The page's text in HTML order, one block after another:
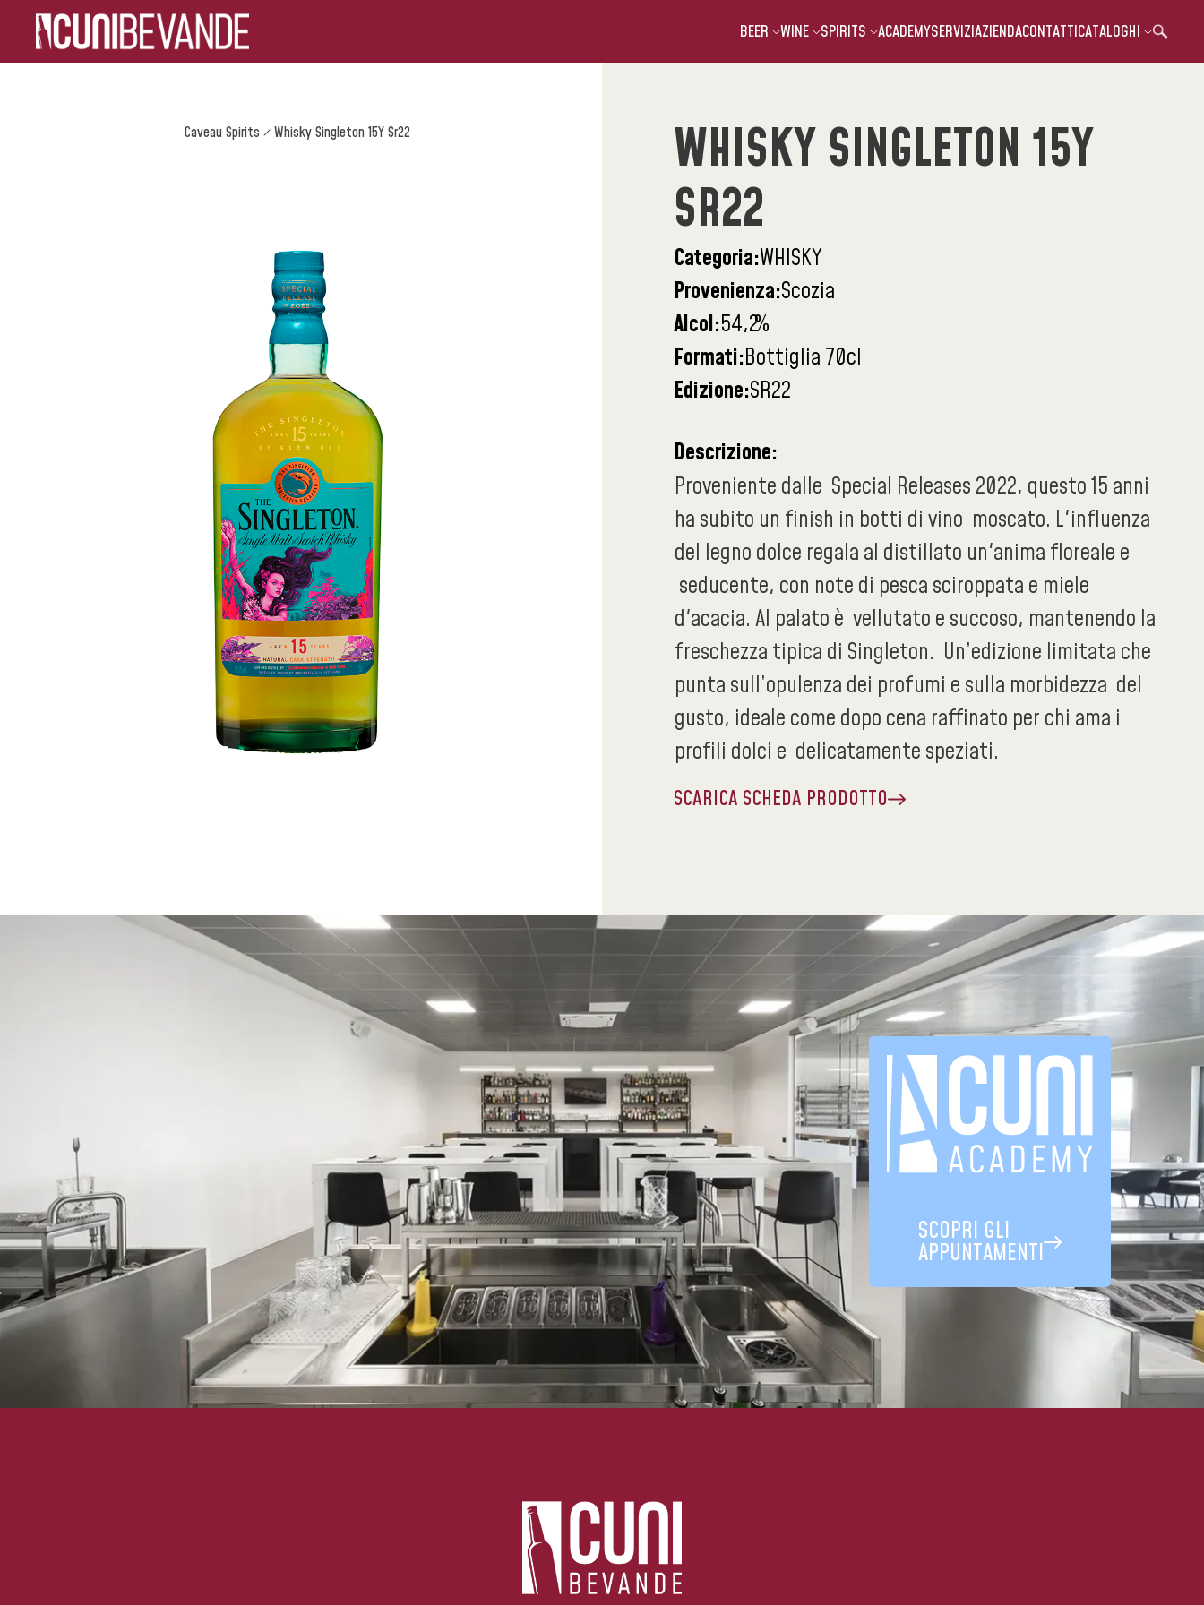
BEER WINE SPIRITS ACADEMYSERVIZIAZIENDACONTATTICATALOGHI
Caveau Spirits Whisky Singleton 15Y Sr22
WHISKY SINGLETON 15Y
SR22
Categoria:WHISKY
Provenienza:Scozia
Alcol:54,2%
Formati:Bottiglia 70cl
Edizione:SR22
Descrizione:
Proveniente dalle Special Releases 2022, questo 15 anni
ha subito un finish in botti di vino moscato. L'influenza
del legno dolce regala al distillato un'anima floreale e
seducente, con note di pesca sciroppata e miele
d'acacia. Al palato è vellutato e succoso, mantenendo la
freschezza tipica di Singleton. Un’edizione limitata che
punta sull’opulenza dei profumi e sulla morbidezza del
gusto, ideale come dopo cena raffinato per chi ama i
profili dolci e delicatamente speziati.
SCARICA SCHEDA PRODOTTO
SCOPRI GLI
APPUNTAMENTI